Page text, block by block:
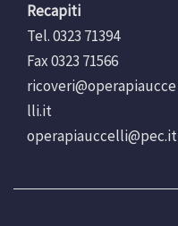
Recapiti
Tel. 0323 71394
Fax 0323 71566
ricoveri@operapiaucce
lli.it
operapiauccelli@pec.it